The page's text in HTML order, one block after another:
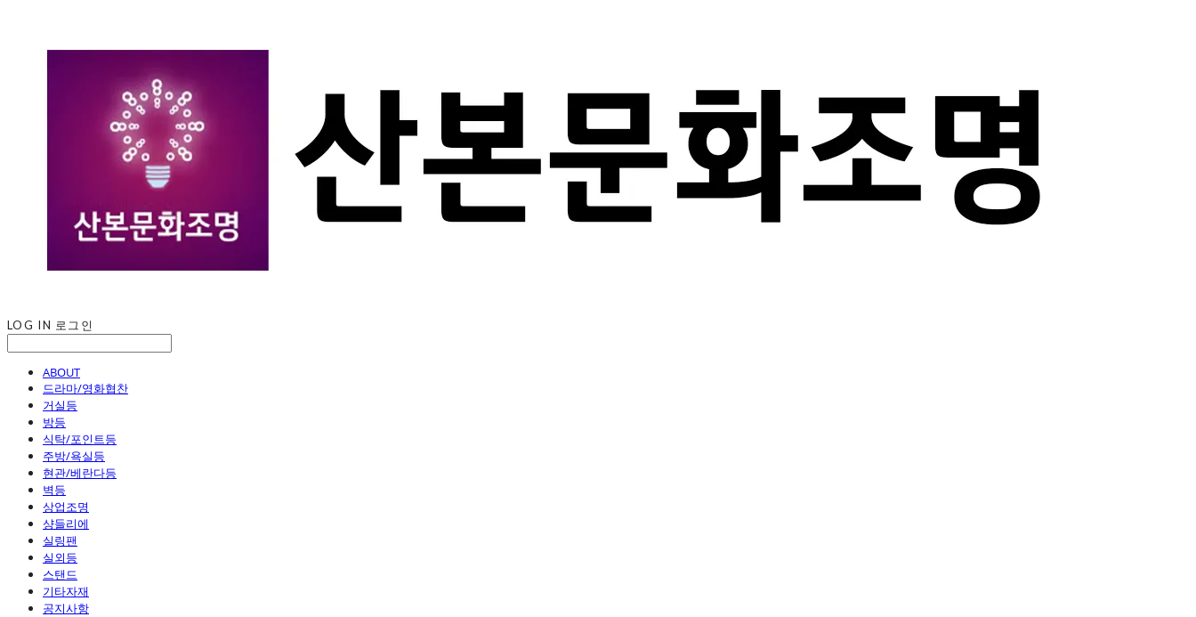
LOG IN 로그인
ABOUT
드라마/영화협찬
거실등
방등
식탁/포인트등
주방/욕실등
현관/베란다등
벽등
상업조명
샹들리에
실링팬
실외등
스탠드
기타자재
공지사항